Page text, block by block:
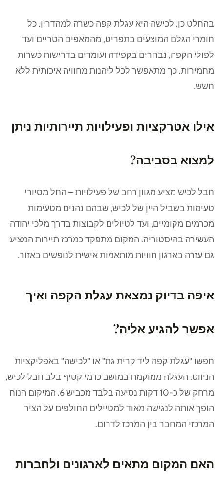
בהחלט כן. לכישה היא עגלת קפה כשרה למהדרין. כל
חומרי הגלם המוצעים בתפריט, מהמאפים הטריים ועד
לפולי הקפה, נבחרים בקפידה ועומדים בדרישות כשרות
מחמירות. כך מתאפשר לכל ליהנות מחוויה איכותית ללא
חשש.
אילו אטרקציות ופעילויות תיירותיות ניתן
למצוא בסביבה?
חבל לכיש מציע מגוון רחב של פעילויות – החל מסיורי
טעימות בשביל היין של לכיש, שבהם נהנים מטעימות
מכרמים מקומיים, ועד לטיולים לקבוצות בדרך מלכי יהודה
העשירה בהיסטוריה. המקום מתפקד כמרכז תיירות המציע
גם עזרה בארגון חוויות מותאמות אישית לנופשים באזור.
איפה בדיוק נמצאת עגלת הקפה ואיך
אפשר להגיע אליה?
חפשו "עגלת קפה ליד קרית גת" או "לכישה" באפליקציות
הניווט. העגלה ממוקמת במושב כרמי קטיף בלב חבל לכיש,
מרחק של כ-10 דקות נסיעה בלבד מכביש 6. המיקום הנוח
הופך אותה לנגישה מאוד למטיילים החולפים על הציר
המרכזי המחבר בין המרכז לדרום.
האם המקום מתאים לארגונים ולחברות